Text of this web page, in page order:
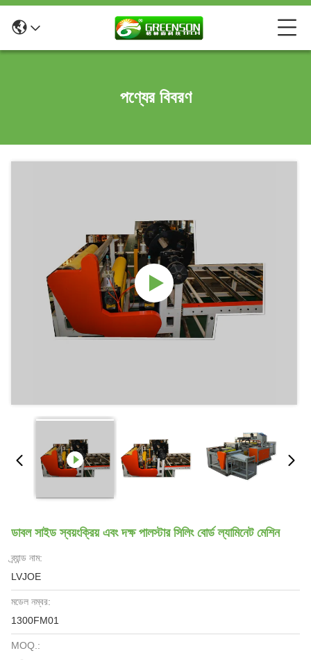
পণ্যের বিবরণ
ডাবল সাইড স্বয়ংক্রিয় এবং দক্ষ পালস্টার সিলিং বোর্ড ল্যামিনেট মেশিন
ব্র্যান্ড নাম:
LVJOE
মডেল নম্বর:
1300FM01
MOQ.: